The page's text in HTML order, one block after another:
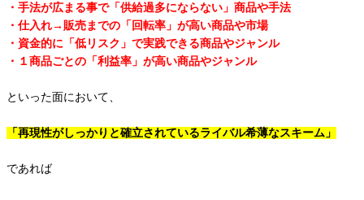
・手法が広まる事で「供給過多にならない」商品や手法
・仕入れ→販売までの「回転率」が高い商品や市場
・資金的に「低リスク」で実践できる商品やジャンル
・１商品ごとの「利益率」が高い商品やジャンル
といった面において、
「再現性がしっかりと確立されているライバル希薄なスキーム」
であれば